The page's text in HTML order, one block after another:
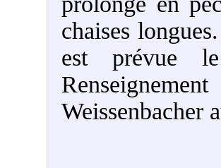
chaises
est prévue
Weissenbacher